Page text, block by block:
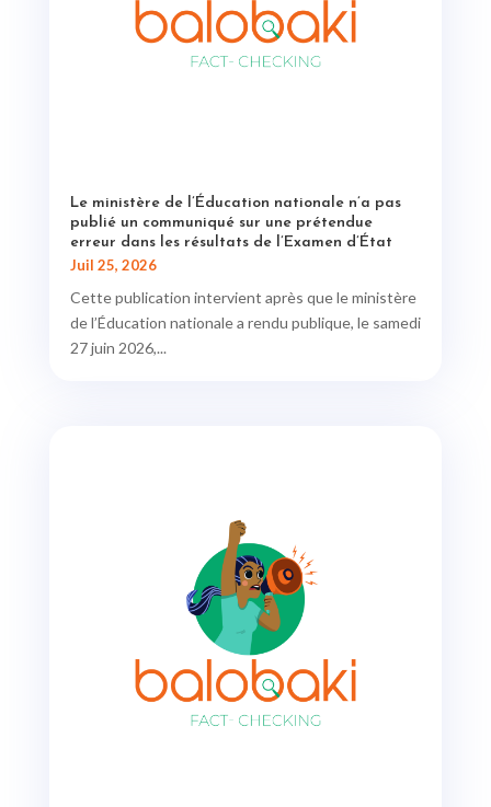
Le ministère de l’Éducation nationale n’a pas
publié un communiqué sur une prétendue
erreur dans les résultats de l’Examen d’État
Juil 25, 2026
Cette publication intervient après que le ministère
de l’Éducation nationale a rendu publique, le samedi
27 juin 2026,...